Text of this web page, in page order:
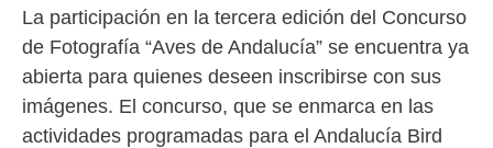
La participación en la tercera edición del Concurso
de Fotografía “Aves de Andalucía” se encuentra ya
abierta para quienes deseen inscribirse con sus
imágenes. El concurso, que se enmarca en las
actividades programadas para el Andalucía Bird